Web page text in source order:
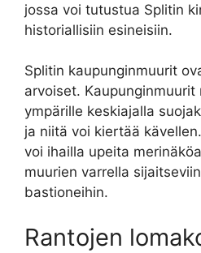
jossa voi tutustua Splitin
historiallisiin esineisiin.
Splitin kaupunginmuurit
arvoiset.
ympärille keskiajalla
ja niitä voi kiertää
voi ihailla upeita
muurien varrella
bastioneihin.
Rantojen